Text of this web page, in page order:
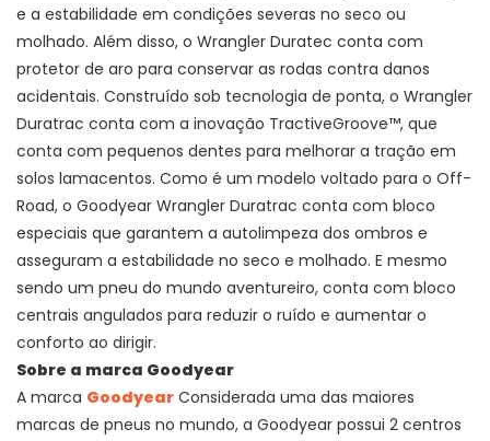
e a estabilidade em condições severas no seco ou
molhado. Além disso, o Wrangler Duratec conta com
protetor de aro para conservar as rodas contra danos
acidentais. Construído sob tecnologia de ponta, o Wrangler
Duratrac conta com a inovação TractiveGroove™, que
conta com pequenos dentes para melhorar a tração em
solos lamacentos. Como é um modelo voltado para o Off-
Road, o Goodyear Wrangler Duratrac conta com bloco
especiais que garantem a autolimpeza dos ombros e
asseguram a estabilidade no seco e molhado. E mesmo
sendo um pneu do mundo aventureiro, conta com bloco
centrais angulados para reduzir o ruído e aumentar o
conforto ao dirigir.
Sobre a marca Goodyear
A marca Goodyear Considerada uma das maiores
marcas de pneus no mundo, a Goodyear possui 2 centros